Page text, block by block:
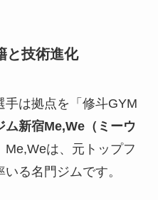
と技術進化
手は拠点を「修斗GYM
ム新宿Me,We（ミーウ
Me,Weは、元トップフ
る名門ジムです。